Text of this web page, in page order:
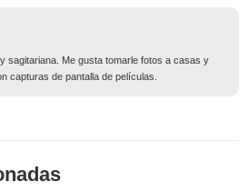
sagitariana. Me gusta tomarle fotos a casas y
capturas de pantalla de películas.